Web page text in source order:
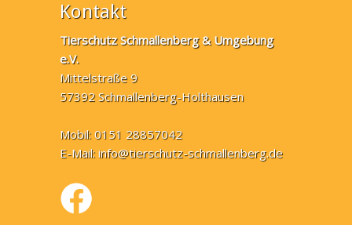
Kontakt
Tierschutz Schmallenberg & Umgebung
e.V.
Mittelstraße 9
57392 Schmallenberg-Holthausen
Mobil: 0151 28857042
E-Mail:info@tierschutz-schmallenberg.de